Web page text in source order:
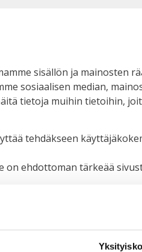
sisällön ja mainosten
sosiaalisen median,
tietoja muihin tietoihin,
tehdäkseen
on ehdottoman tärkeää
sivuillamme
kautta.